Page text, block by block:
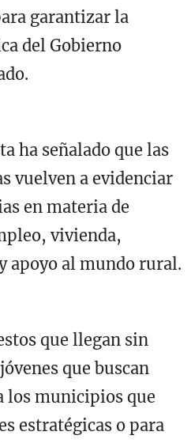
garantizar la
del Gobierno
ha señalado que las
vuelven a evidenciar
en materia de
vivienda,
apoyo al mundo rural.
que llegan sin
que buscan
los municipios que
estratégicas o para